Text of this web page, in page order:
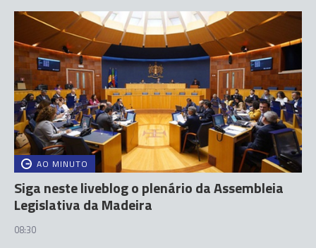
AO MINUTO
Siga neste liveblog o plenário da Assembleia
Legislativa da Madeira
08:30